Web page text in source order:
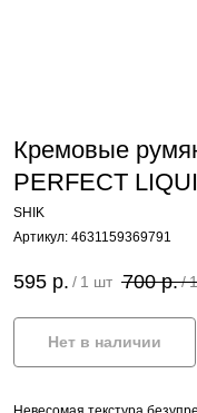
Кремовые
PERFECT
SHIK
Артикул: 4631159369791
595 р. / 1 шт 700 р./
Нет в наличии